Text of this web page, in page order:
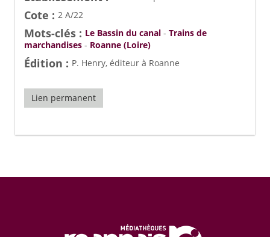
Cote : 2 A/22
Mots-clés : Le Bassin du canal - Trains de
marchandises - Roanne (Loire)
Édition : P. Henry, éditeur à Roanne
Lien permanent